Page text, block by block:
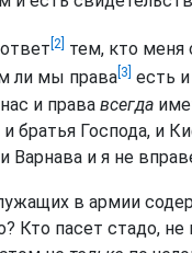
[2] тем, кто меня
ли мы права [3] есть
и права всегда
братья Господа, и
Варнава и я не
в армии
Кто пасет стадо,